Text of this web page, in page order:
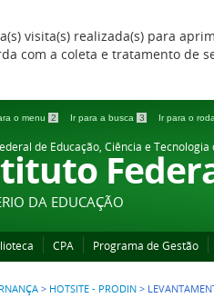
visita(s) realizada(s) para
com a coleta e tratamento de
o menu 2 Ir para a busca 3 Ir para o
de Educação, Ciência e Tecnologia
DA EDUCAÇÃO
CPA Programa de Gestão
> HOTSITE - PRODIN >